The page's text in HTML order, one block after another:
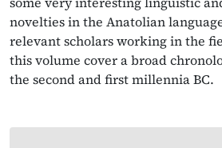
novelties in the Anatolian
relevant scholars working in the
this volume cover a broad
the second and first millennia BC.